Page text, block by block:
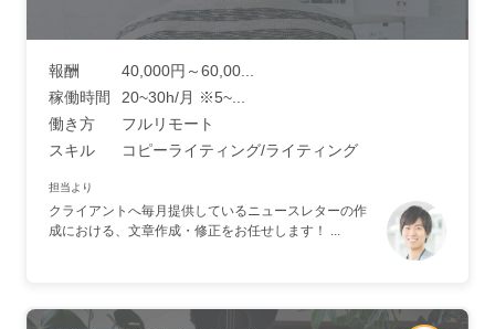
報酬
40,000円～60,00...
稼働時間
20~30h/月 ※5~...
働き方
フルリモート
スキル
コピーライティング/ライティング
担当より
クライアントへ毎月提供しているニュースレターの作
成における、文章作成・修正をお任せします！ ...